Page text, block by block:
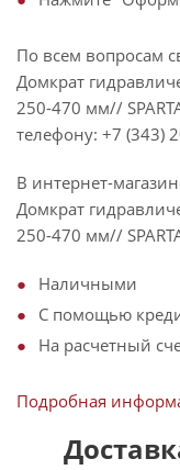
По всем вопросам
Домкрат
250-470 мм//
телефону: +7 (343)
В интернет-
Домкрат
250-470 мм//
Наличными
С помощью
На расчетный
Подробная